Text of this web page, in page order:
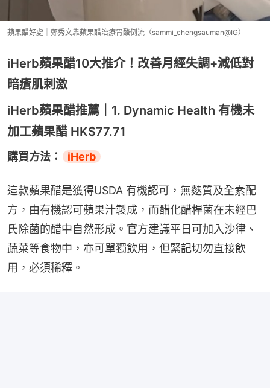
蘋果醋好處｜鄭秀文靠蘋果醋治療胃酸倒流（sammi_chengsauman@IG）
iHerb蘋果醋10大推介！改善月經失調+減低對
暗瘡肌剌激
iHerb蘋果醋推薦｜1. Dynamic Health 有機未
加工蘋果醋 HK$77.71
購買方法： iHerb
這款蘋果醋是獲得USDA 有機認可，無麩質及全素配
方，由有機認可蘋果汁製成，而醋化醋桿菌在未經巴
氏除菌的醋中自然形成。官方建議平日可加入沙律、
蔬菜等食物中，亦可單獨飲用，但緊記切勿直接飲
用，必須稀釋。